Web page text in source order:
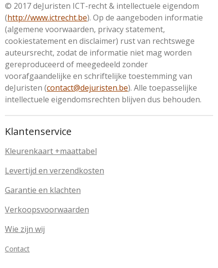
© 2017 deJuristen ICT-recht & intellectuele eigendom
(http://www.ictrecht.be). Op de aangeboden informatie
(algemene voorwaarden, privacy statement,
cookiestatement en disclaimer) rust van rechtswege
auteursrecht, zodat de informatie niet mag worden
gereproduceerd of meegedeeld zonder
voorafgaandelijke en schriftelijke toestemming van
deJuristen (contact@dejuristen.be). Alle toepasselijke
intellectuele eigendomsrechten blijven dus behouden.
Klantenservice
Kleurenkaart +maattabel
Levertijd en verzendkosten
Garantie en klachten
Verkoopsvoorwaarden
Wie zijn wij
Contact